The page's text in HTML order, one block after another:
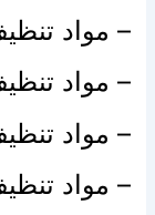
– مواد
– مواد
– مواد
– مواد